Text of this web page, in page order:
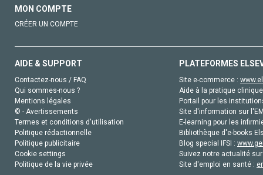
MON COMPTE
CRÉER UN COMPTE
AIDE & SUPPORT
Contactez-nous / FAQ
Qui sommes-nous ?
Mentions légales
© - Avertissements
Termes et conditions d'utilisation
Politique rédactionnelle
Politique publicitaire
Cookie settings
Politique de la vie privée
PLATEFORMES
Site e-commerce :
Aide à la pratique
Portail pour les
Site d'information sur
E-learning pour les
Bibliothèque d'e-books
Blog special IFSI :
Suivez notre actualité
Site d'emploi en santé :